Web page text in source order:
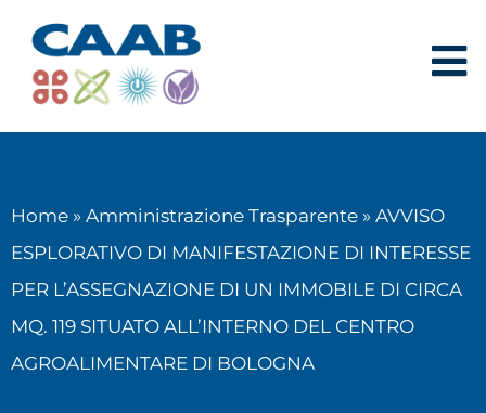
Home » Amministrazione Trasparente » AVVISO
ESPLORATIVO DI MANIFESTAZIONE DI INTERESSE
PER L’ASSEGNAZIONE DI UN IMMOBILE DI CIRCA
MQ. 119 SITUATO ALL’INTERNO DEL CENTRO
AGROALIMENTARE DI BOLOGNA